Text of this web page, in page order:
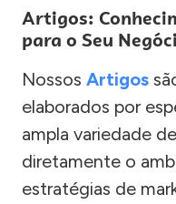
Artigos:
para o Seu
Nossos Artigos
elaborados por
ampla variedade
diretamente o
estratégias de